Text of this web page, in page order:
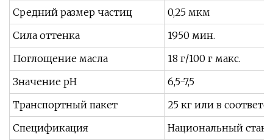
Средний размер частиц
0,25 мкм
Сила оттенка
1950 мин.
Поглощение масла
18 г/100 г макс.
Значение pH
6,5-7,5
Транспортный пакет
25 кг или в
Спецификация
Национальный